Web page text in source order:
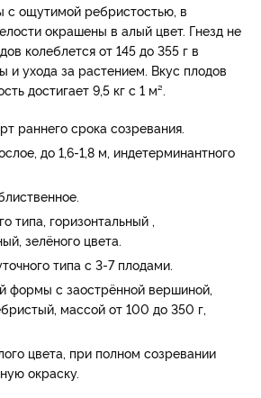
с ощутимой ребристостью, в
окрашены в алый цвет. Гнезд не
колеблется от 145 до 355 г в
и ухода за растением. Вкус плодов
достигает 9,5 кг с 1 м².
раннего срока созревания.
до 1,6-1,8 м, индетерминантного
типа, горизонтальный ,
зелёного цвета.
типа с 3-7 плодами.
формы с заострённой вершиной,
массой от 100 до 350 г,
цвета, при полном созревании
окраску.